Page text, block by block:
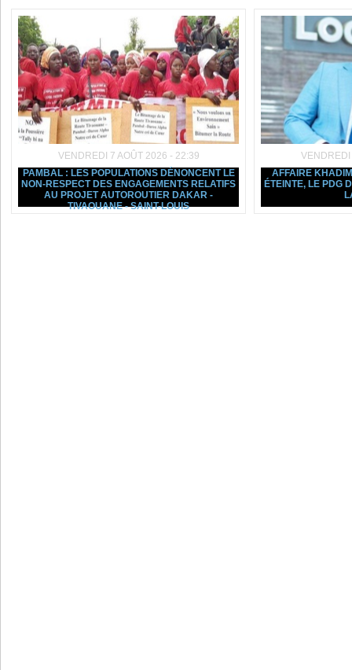
VENDREDI 7 AOÛT 2026 - 22:39
PAMBAL : LES POPULATIONS DÉNONCENT LE
NON-RESPECT DES ENGAGEMENTS RELATIFS
AU PROJET AUTOROUTIER DAKAR -
TIVAOUANE - SAINT-LOUIS
AFFAIRE
ÉTEINTE, LE PDG